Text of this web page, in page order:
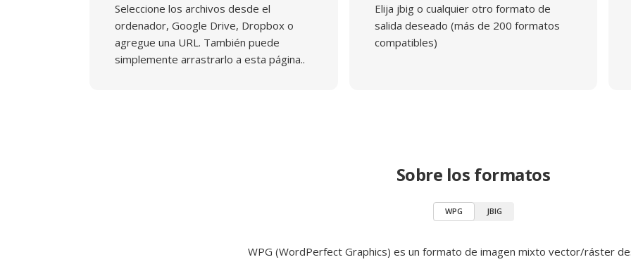
Seleccione los archivos desde el
ordenador, Google Drive, Dropbox o
agregue una URL. También puede
simplemente arrastrarlo a esta página..
Elija jbig o cualquier otro formato de
salida deseado (más de 200 formatos
compatibles)
Sobre los formatos
WPG JBIG
WPG (WordPerfect Graphics) es un formato de imagen mixto vector/ráster